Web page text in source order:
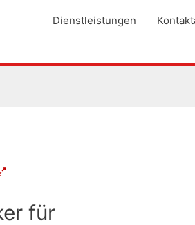
Dienstleistungen
für